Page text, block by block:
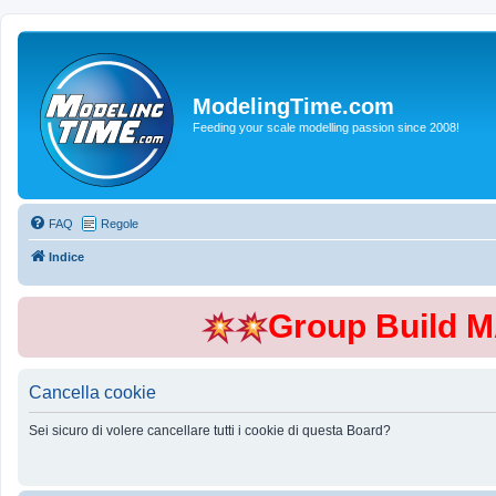
ModelingTime.com
Feeding your scale modelling passion since 2008!
FAQ Regole
Indice
Group Build
Cancella cookie
Sei sicuro di volere cancellare tutti i cookie di questa Board?